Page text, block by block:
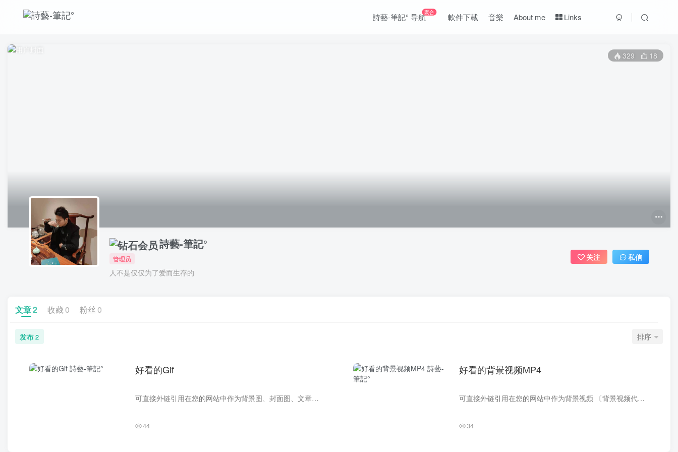
詩藝-筆記° 导航聚合 軟件下載 音樂 About me Links
329 18
詩藝-筆記°
管理员
人不是仅仅为了爱而生存的
关注 私信
文章2 收藏 0 粉丝 0
发布2 排序
好看的Gif
可直接外链引用在您的网站中作为背景图、封面图、文章配图〔背景图代码〕*本页图片存储于 🍃薄荷图床 .gif{width:211px;height:80px;list-style:none;color:#222;text-align:center;float:left;...
44
好看的背景视频MP4
可直接外链引用在您的网站中作为背景视频 〔背景视频代码〕*本页mp4文件存储于 🍃薄荷图床 .mp4{width:267px;height:140px;list-style:none;color:#222;text-align:center;float:left;margin:0 ...
34